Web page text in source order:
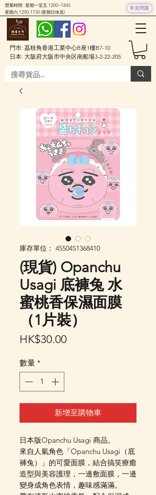
門市: 荔枝角香港工業中心B座1樓B7-10
日本: 大阪府大阪市中央区南船場3-2-22-205
營業時間 : 星期一至五 1200~1845
星期六 1200-1730(星期日休息)
常見問題
庫存單位： 4550451368410
(現貨) Opanchu
Usagi 底褲兔 水
蜜桃香保濕面膜
（1片裝）
HK$30.00價
數量 *
新增至購物車
日本版Opanchu Usagi 商品。
來自人氣角色「Opanchu Usagi（底
褲兔）」的可愛面膜，結合搞笑療癒
造型與美容護理，一邊敷面膜，一邊
變身成角色表情，趣味感滿滿。